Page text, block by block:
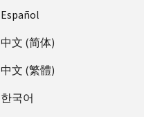
Español
中文 (简体)
中文 (繁體)
한국어